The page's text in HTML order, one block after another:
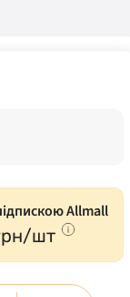
Allmall
шт